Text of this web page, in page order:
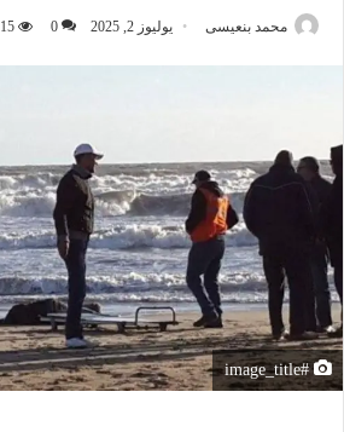
محمد بنعيسى يوليوز 2, 2025 0
15
#image_title